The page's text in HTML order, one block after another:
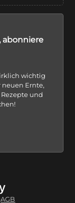
abonniere
wichtig
neuen Ernte,
und
AGB